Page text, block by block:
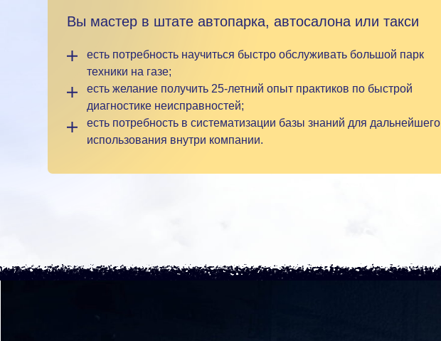
Вы мастер в штате автопарка, автосалона или такси
есть потребность научиться быстро обслуживать большой парк
техники на газе;
есть желание получить 25-летний опыт практиков по быстрой
диагностике неисправностей;
есть потребность в систематизации базы знаний для дальнейшего
использования внутри компании.